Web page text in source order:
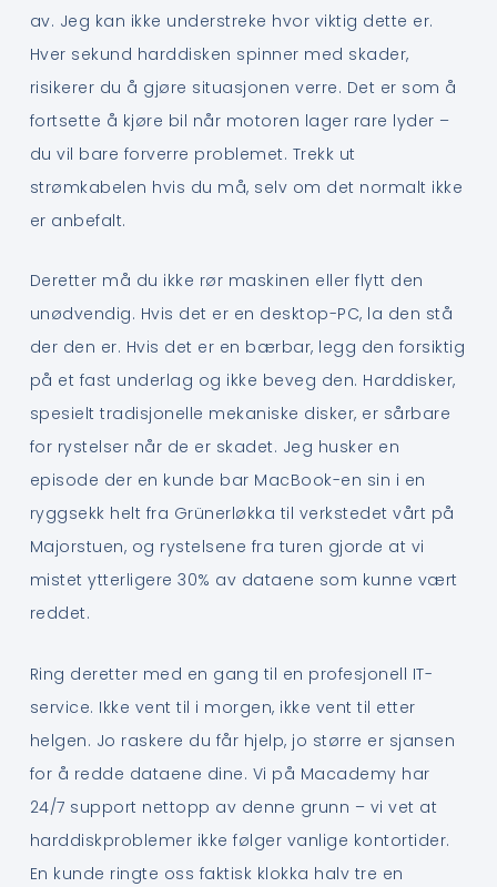
av. Jeg kan ikke understreke hvor viktig dette er.
Hver sekund harddisken spinner med skader,
risikerer du å gjøre situasjonen verre. Det er som å
fortsette å kjøre bil når motoren lager rare lyder –
du vil bare forverre problemet. Trekk ut
strømkabelen hvis du må, selv om det normalt ikke
er anbefalt.
Deretter må du ikke rør maskinen eller flytt den
unødvendig. Hvis det er en desktop-PC, la den stå
der den er. Hvis det er en bærbar, legg den forsiktig
på et fast underlag og ikke beveg den. Harddisker,
spesielt tradisjonelle mekaniske disker, er sårbare
for rystelser når de er skadet. Jeg husker en
episode der en kunde bar MacBook-en sin i en
ryggsekk helt fra Grünerløkka til verkstedet vårt på
Majorstuen, og rystelsene fra turen gjorde at vi
mistet ytterligere 30% av dataene som kunne vært
reddet.
Ring deretter med en gang til en profesjonell IT-
service. Ikke vent til i morgen, ikke vent til etter
helgen. Jo raskere du får hjelp, jo større er sjansen
for å redde dataene dine. Vi på Macademy har
24/7 support nettopp av denne grunn – vi vet at
harddiskproblemer ikke følger vanlige kontortider.
En kunde ringte oss faktisk klokka halv tre en